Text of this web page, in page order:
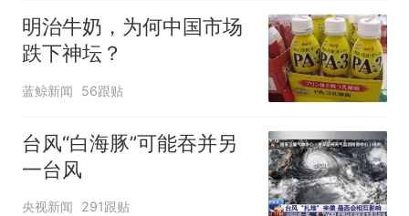
明治牛奶，为何中国市场
跌下神坛？
蓝鲸新闻 56跟贴
台风“白海豚”可能吞并另
一台风
央视新闻 291跟贴